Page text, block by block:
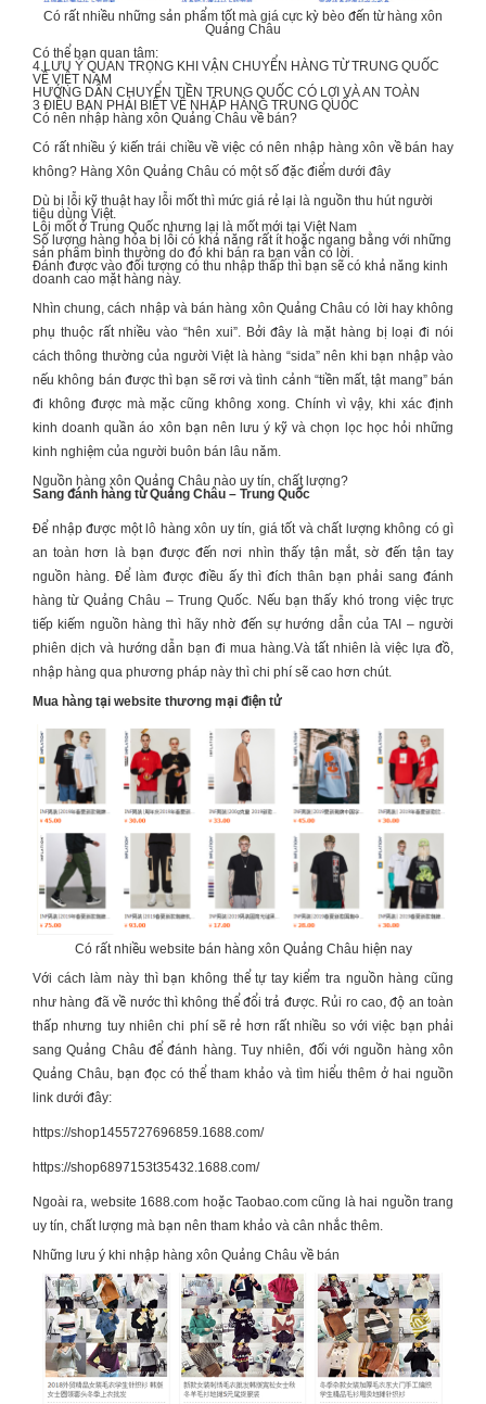
Có rất nhiều những sản phẩm tốt mà giá cực kỳ bèo đến từ hàng xôn
Quảng Châu
Có thể bạn quan tâm:
4 LƯU Ý QUAN TRỌNG KHI VẬN CHUYỂN HÀNG TỪ TRUNG QUỐC
VỀ VIỆT NAM
HƯỚNG DẪN CHUYỂN TIỀN TRUNG QUỐC CÓ LỢI VÀ AN TOÀN
3 ĐIỀU BẠN PHẢI BIẾT VỀ NHẬP HÀNG TRUNG QUỐC
Có nên nhập hàng xôn Quảng Châu về bán?
Có rất nhiều ý kiến trái chiều về việc có nên nhập hàng xôn về bán hay
không? Hàng Xôn Quảng Châu có một số đặc điểm dưới đây
Dù bị lỗi kỹ thuật hay lỗi mốt thì mức giá rẻ lại là nguồn thu hút người
tiêu dùng Việt.
Lỗi mốt ở Trung Quốc nhưng lại là mốt mới tại Việt Nam
Số lượng hàng hóa bị lỗi có khả năng rất ít hoặc ngang bằng với những
sản phẩm bình thường do đó khi bán ra bạn vẫn có lời.
Đánh được vào đối tượng có thu nhập thấp thì bạn sẽ có khả năng kinh
doanh cao mặt hàng này.
Nhìn chung, cách nhập và bánhàng xôn Quảng Châu có lời hay không
phụ thuộc rất nhiều vào “hên xui”. Bởi đây là mặt hàng bị loại đi nói
cách thông thường của người Việt là hàng “sida” nên khi bạn nhập vào
nếu không bán được thì bạn sẽ rơi và tình cảnh “tiền mất, tật mang” bán
đi không được mà mặc cũng không xong. Chính vì vậy, khi xác định
kinh doanh quần áo xôn bạn nên lưu ý kỹ và chọn lọc học hỏi những
kinh nghiệm của người buôn bán lâu năm.
Nguồn hàng xôn Quảng Châu nào uy tín, chất lượng?
Sang đánh hàng từ Quảng Châu – Trung Quốc
Để nhập được một lô hàng xôn uy tín, giá tốt và chất lượng không có gì
an toàn hơn là bạn được đến nơi nhìn thấy tận mắt, sờ đến tận tay
nguồn hàng. Để làm được điều ấy thì đích thân bạn phải sang đánh
hàng từ Quảng Châu – Trung Quốc. Nếu bạn thấy khó trong việc trực
tiếp kiếm nguồn hàng thì hãy nhờ đến sự hướng dẫn của TAI – người
phiên dịch và hướng dẫn bạn đi mua hàng.Và tất nhiên là việc lựa đồ,
nhập hàng qua phương pháp này thì chi phí sẽ cao hơn chút.
Mua hàng tại website thương mại điện tử
Có rất nhiều website bán hàng xôn Quảng Châu hiện nay
Với cách làm này thì bạn không thể tự tay kiểm tra nguồn hàng cũng
như hàng đã về nước thì không thể đổi trả được. Rủi ro cao, độ an toàn
thấp nhưng tuy nhiên chi phí sẽ rẻ hơn rất nhiều so với việc bạn phải
sang Quảng Châu để đánh hàng. Tuy nhiên, đối với nguồn hàng xôn
Quảng Châu, bạn đọc có thể tham khảo và tìm hiểu thêm ở hai nguồn
link dưới đây:
https://shop1455727696859.1688.com/
https://shop6897153t35432.1688.com/
Ngoài ra, website 1688.com hoặc Taobao.com cũng là hai nguồn trang
uy tín, chất lượng mà bạn nên tham khảo và cân nhắc thêm.
Những lưu ý khi nhập hàng xôn Quảng Châu về bán